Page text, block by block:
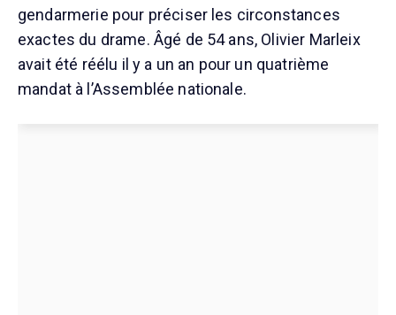
gendarmerie pour préciser les circonstances
exactes du drame. Âgé de 54 ans, Olivier Marleix
avait été réélu il y a un an pour un quatrième
mandat à l’Assemblée nationale.